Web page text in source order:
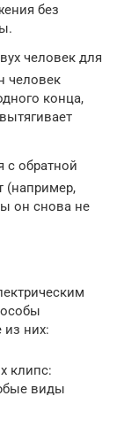
без
человек для
человек
конца,
с обратной
(например,
он снова не
них:
клипс:
виды